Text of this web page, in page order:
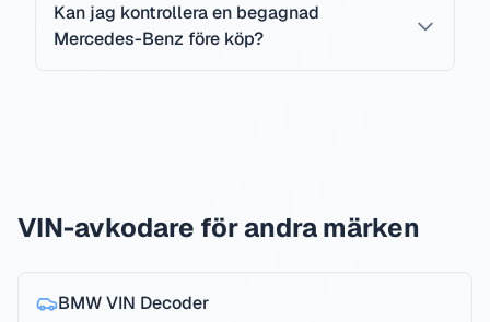
Kan jag kontrollera en begagnad
Mercedes-Benz före köp?
VIN-avkodare för andra märken
BMWVIN Decoder